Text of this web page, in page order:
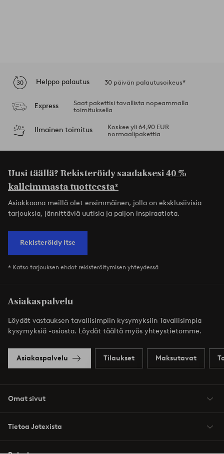
Helppo palautus 30 päivän palautusoikeus*
Express
Saat pakettisi tavallista nopeammalla
toimituksella
Ilmainen toimitus
Koskee yli 64,90 EUR
normaalipakettia
Uusi täällä? Rekisteröidy saadaksesi40 %
kalleimmasta tuotteesta*
Asiakkaana meillä olet ensimmäinen, jolla on eksklusiivisia
tarjouksia, jännittäviä uutisia ja paljon inspiraatiota.
Rekisteröidy itse
* Katso tarjouksen ehdot rekisteröitymisen yhteydessä
Asiakaspalvelu
Löydät vastauksen tavallisimpiin kysymyksiin Tavallisimpia
kysymyksiä -osiosta. Löydät täältä myös yhteystietomme.
Asiakaspalvelu Tilaukset Maksutavat
Omat sivut
Tietoa Jotexista